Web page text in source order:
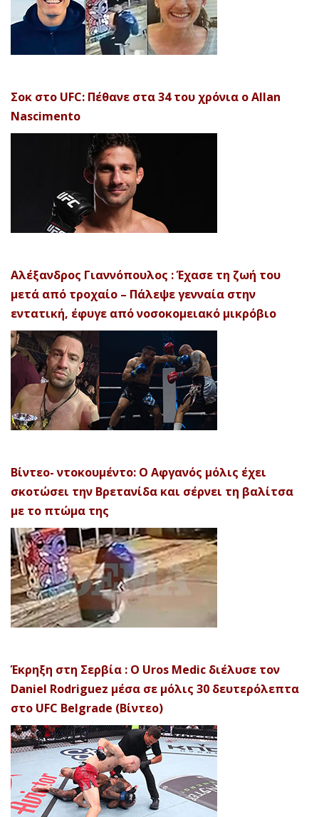
Σοκ στο UFC: Πέθανε στα 34 του χρόνια ο Allan
Nascimento
Αλέξανδρος Γιαννόπουλος : Έχασε τη ζωή του
μετά από τροχαίο – Πάλεψε γενναία στην
εντατική, έφυγε από νοσοκομειακό μικρόβιο
Βίντεο- ντοκουμέντο: Ο Αφγανός μόλις έχει
σκοτώσει την Βρετανίδα και σέρνει τη βαλίτσα
με το πτώμα της
Έκρηξη στη Σερβία : Ο Uros Medic διέλυσε τον
Daniel Rodriguez μέσα σε μόλις 30 δευτερόλεπτα
στο UFC Belgrade (Βίντεο)